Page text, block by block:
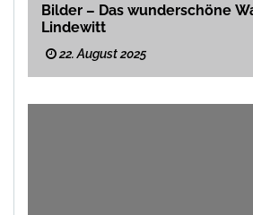
Bilder – Das wunderschöne
Lindewitt
22. August 2025